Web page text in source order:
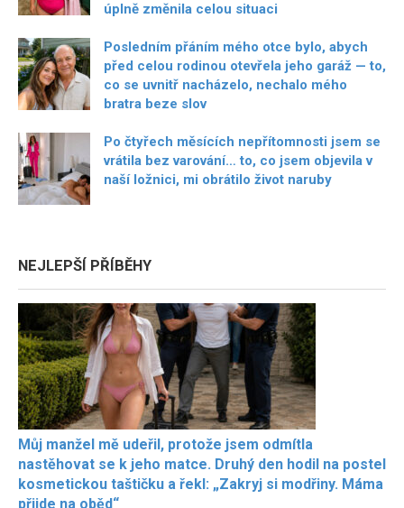
úplně změnila celou situaci
Posledním přáním mého otce bylo, abych
před celou rodinou otevřela jeho garáž — to,
co se uvnitř nacházelo, nechalo mého
bratra beze slov
Po čtyřech měsících nepřítomnosti jsem se
vrátila bez varování… to, co jsem objevila v
naší ložnici, mi obrátilo život naruby
NEJLEPŠÍ PŘÍBĚHY
Můj manžel mě udeřil, protože jsem odmítla
nastěhovat se k jeho matce. Druhý den hodil na postel
kosmetickou taštičku a řekl: „Zakryj si modřiny. Máma
přijde na oběd“